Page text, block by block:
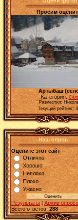
Просим
Артыбаш
Категория:
Разместил:
Текущий рейтинг:
Наш опрос
Оцените этот сайт
Отлично
Хорошо
Неплохо
Плохо
Ужасно
Результаты | Архив
Всего ответов: 288